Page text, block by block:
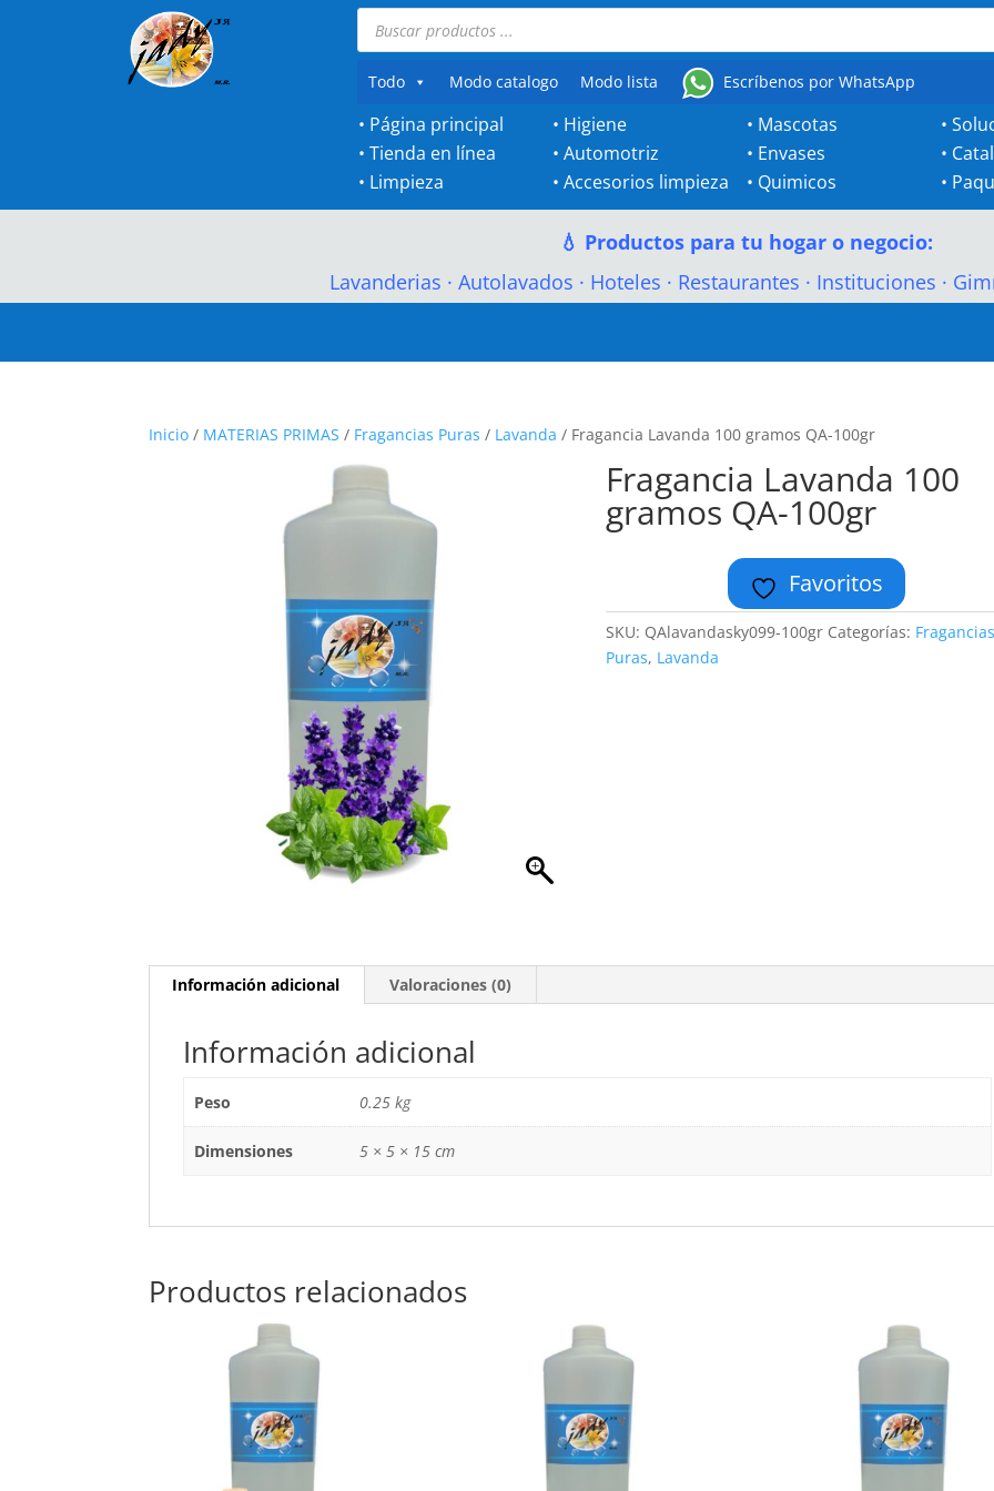
Búsqueda
productos
Todo
Modo catalogo Modo lista Escríbenos por WhatsApp
• Página principal
•Tienda en línea
• Limpieza
• Higiene
•Automotriz
•Accesorios limpieza
• Mascotas
• Envases
• Quimicos
•
•
•
💧 Productos para tu hogar o negocio:
Lavanderias · Autolavados · Hoteles · Restaurantes · Instituciones ·
Inicio / MATERIAS PRIMAS / Fragancias Puras / Lavanda / Fragancia Lavanda 100 gramos QA-100gr
Fragancia Lavanda 100
gramos QA-100gr
Favoritos
SKU: QAlavandasky099-100gr Categorías: Fragancias
Puras, Lavanda
Información adicional Valoraciones (0)
Información adicional
Peso 0.25 kg
Dimensiones 5 × 5 × 15 cm
Productos relacionados